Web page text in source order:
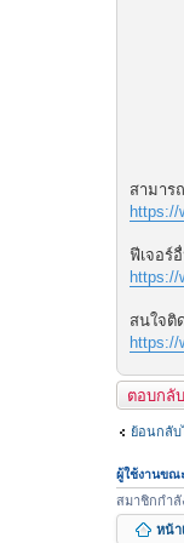
สามาร
https://
ฟีเจอร์
https://
สนใจติ
https://
ตอบกลั
ย้อนกลับ
ผู้ใช้งานขณ
สมาชิกกำลั
หน้า